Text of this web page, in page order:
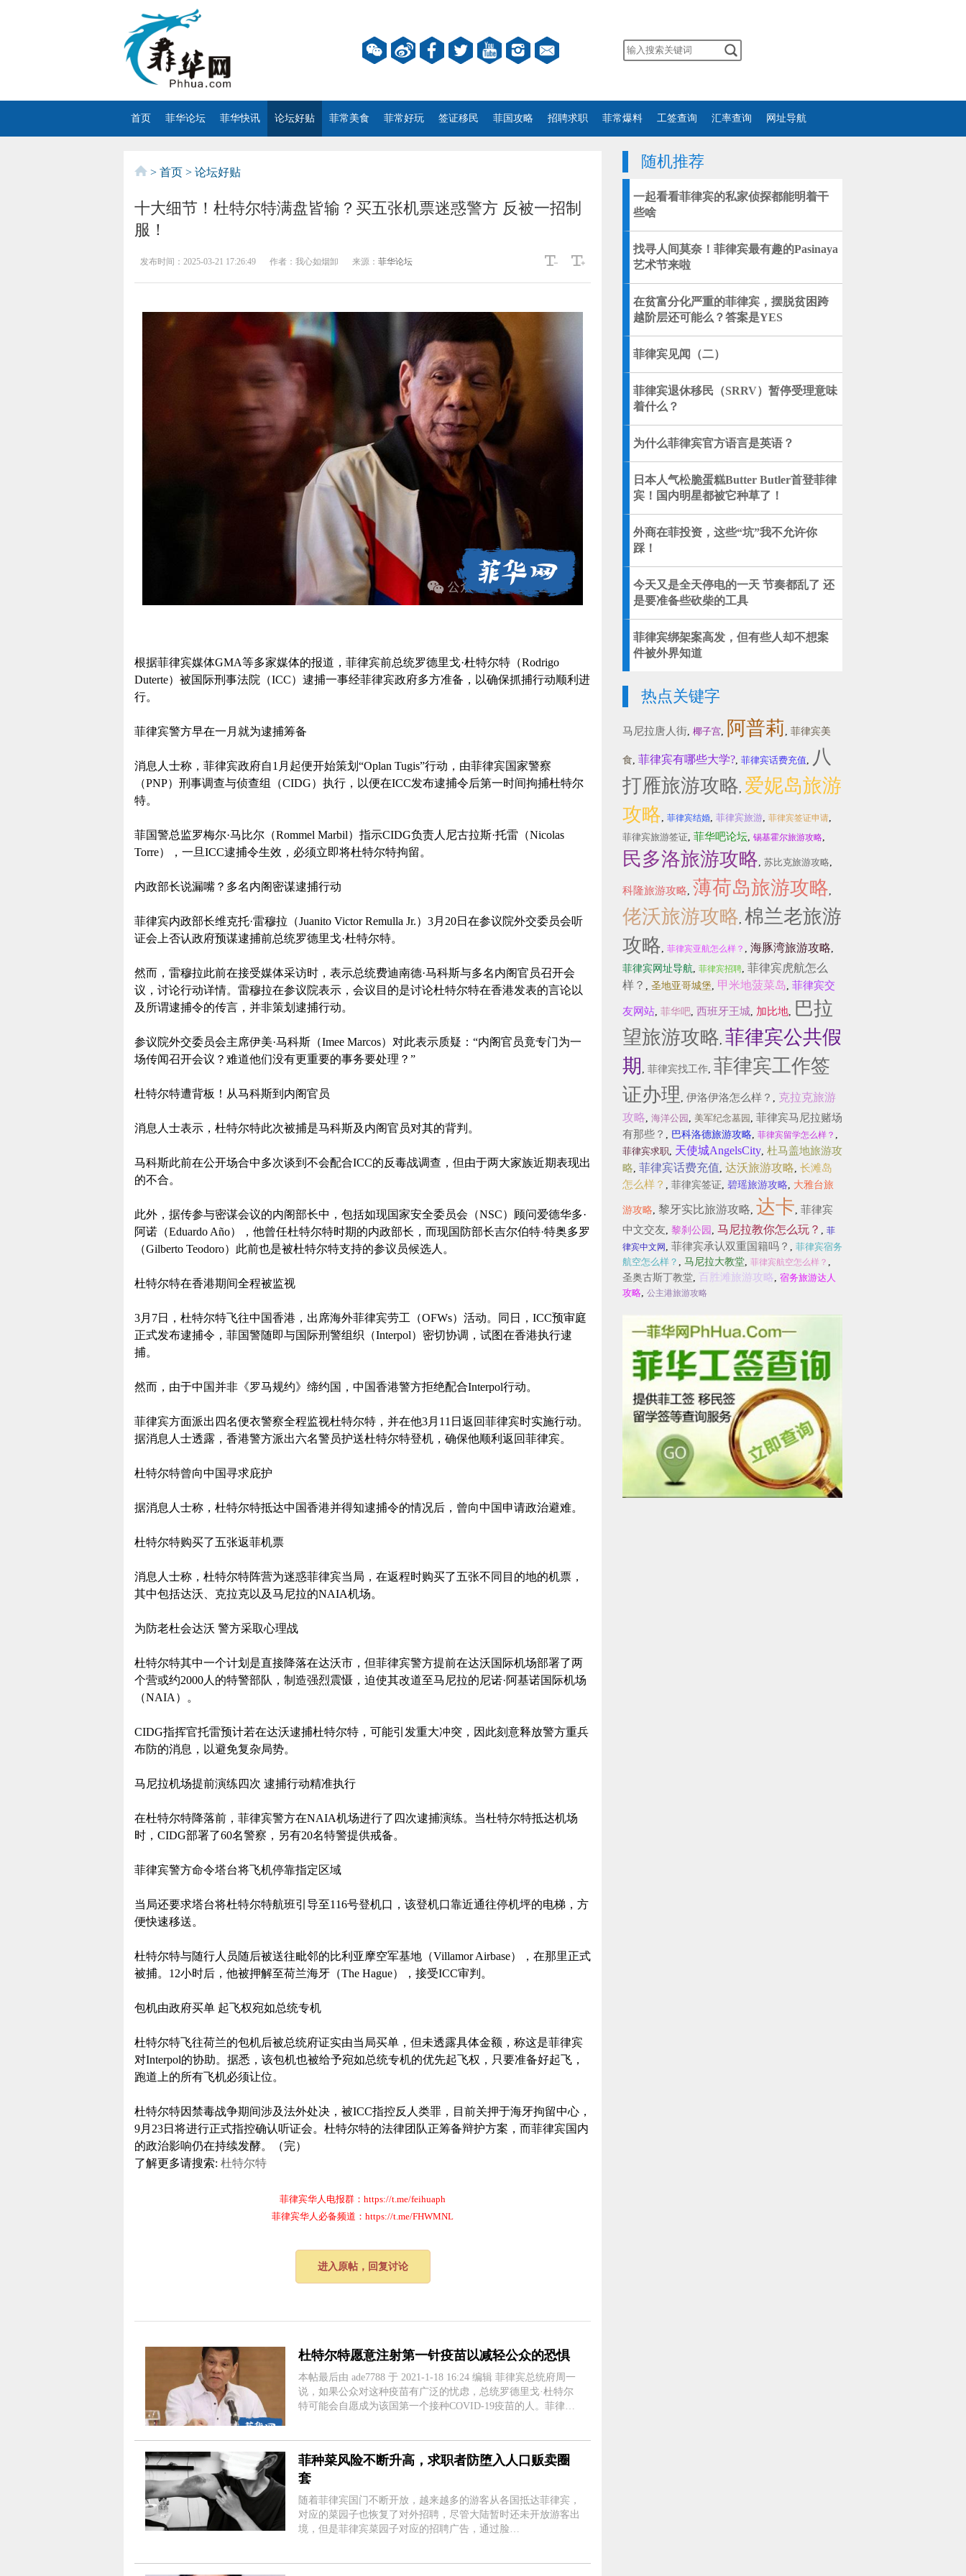
首页 菲华论坛 菲华快讯 论坛好贴 菲常美食 菲常好玩 签证移民 菲国攻略 招聘求职 菲常爆料 工签查询 汇率查询 网址导航
> 首页 > 论坛好贴
十大细节！杜特尔特满盘皆输？买五张机票迷惑警方 反被一招制
服！
发布时间： 2025-03-21 17:26:49 作者： 我心如烟卸 来源： 菲华论坛
根据菲律宾媒体GMA等多家媒体的报道，菲律宾前总统罗德里戈·杜特尔特（Rodrigo
Duterte）被国际刑事法院（ICC）逮捕一事经菲律宾政府多方准备，以确保抓捕行动顺利进
行。
菲律宾警方早在一月就为逮捕筹备
消息人士称，菲律宾政府自1月起便开始策划“Oplan Tugis”行动，由菲律宾国家警察
（PNP）刑事调查与侦查组（CIDG）执行，以便在ICC发布逮捕令后第一时间拘捕杜特尔
特。
菲国警总监罗梅尔·马比尔（Rommel Marbil）指示CIDG负责人尼古拉斯·托雷（Nicolas
Torre），一旦ICC逮捕令生效，必须立即将杜特尔特拘留。
内政部长说漏嘴？多名内阁密谋逮捕行动
菲律宾内政部长维克托·雷穆拉（Juanito Victor Remulla Jr.）3月20日在参议院外交委员会听
证会上否认政府预谋逮捕前总统罗德里戈·杜特尔特。
然而，雷穆拉此前在接受媒体采访时，表示总统费迪南德·马科斯与多名内阁官员召开会
议，讨论行动详情。雷穆拉在参议院表示，会议目的是讨论杜特尔特在香港发表的言论以
及所谓逮捕令的传言，并非策划逮捕行动。
参议院外交委员会主席伊美·马科斯（Imee Marcos）对此表示质疑：“内阁官员竟专门为一
场传闻召开会议？难道他们没有更重要的事务要处理？”
杜特尔特遭背板！从马科斯到内阁官员
消息人士表示，杜特尔特此次被捕是马科斯及内阁官员对其的背判。
马科斯此前在公开场合中多次谈到不会配合ICC的反毒战调查，但由于两大家族近期表现出
的不合。
此外，据传参与密谋会议的内阁部长中，包括如现国家安全委员会（NSC）顾问爱德华多·
阿诺（Eduardo Año），他曾任杜特尔特时期的内政部长，而现国防部长吉尔伯特·特奥多罗
（Gilberto Teodoro）此前也是被杜特尔特支持的参议员候选人。
杜特尔特在香港期间全程被监视
3月7日，杜特尔特飞往中国香港，出席海外菲律宾劳工（OFWs）活动。同日，ICC预审庭
正式发布逮捕令，菲国警随即与国际刑警组织（Interpol）密切协调，试图在香港执行逮
捕。
然而，由于中国并非《罗马规约》缔约国，中国香港警方拒绝配合Interpol行动。
菲律宾方面派出四名便衣警察全程监视杜特尔特，并在他3月11日返回菲律宾时实施行动。
据消息人士透露，香港警方派出六名警员护送杜特尔特登机，确保他顺利返回菲律宾。
杜特尔特曾向中国寻求庇护
据消息人士称，杜特尔特抵达中国香港并得知逮捕令的情况后，曾向中国申请政治避难。
杜特尔特购买了五张返菲机票
消息人士称，杜特尔特阵营为迷惑菲律宾当局，在返程时购买了五张不同目的地的机票，
其中包括达沃、克拉克以及马尼拉的NAIA机场。
为防老杜会达沃 警方采取心理战
杜特尔特其中一个计划是直接降落在达沃市，但菲律宾警方提前在达沃国际机场部署了两
个营或约2000人的特警部队，制造强烈震慑，迫使其改道至马尼拉的尼诺·阿基诺国际机场
（NAIA）。
CIDG指挥官托雷预计若在达沃逮捕杜特尔特，可能引发重大冲突，因此刻意释放警方重兵
布防的消息，以避免复杂局势。
马尼拉机场提前演练四次 逮捕行动精准执行
在杜特尔特降落前，菲律宾警方在NAIA机场进行了四次逮捕演练。当杜特尔特抵达机场
时，CIDG部署了60名警察，另有20名特警提供戒备。
菲律宾警方命令塔台将飞机停靠指定区域
当局还要求塔台将杜特尔特航班引导至116号登机口，该登机口靠近通往停机坪的电梯，方
便快速移送。
杜特尔特与随行人员随后被送往毗邻的比利亚摩空军基地（Villamor Airbase），在那里正式
被捕。12小时后，他被押解至荷兰海牙（The Hague），接受ICC审判。
包机由政府买单 起飞权宛如总统专机
杜特尔特飞往荷兰的包机后被总统府证实由当局买单，但未透露具体金额，称这是菲律宾
对Interpol的协助。据悉，该包机也被给予宛如总统专机的优先起飞权，只要准备好起飞，
跑道上的所有飞机必须让位。
杜特尔特因禁毒战争期间涉及法外处决，被ICC指控反人类罪，目前关押于海牙拘留中心，
9月23日将进行正式指控确认听证会。杜特尔特的法律团队正筹备辩护方案，而菲律宾国内
的政治影响仍在持续发酵。（完）
了解更多请搜索: 杜特尔特
菲律宾华人电报群：https://t.me/feihuaph
菲律宾华人必备频道：https://t.me/FHWMNL
进入原帖，回复讨论
杜特尔特愿意注射第一针疫苗以减轻公众的恐惧
本帖最后由 ade7788 于 2021-1-18 16:24 编辑 菲律宾总统府周一
说，如果公众对这种疫苗有广泛的忧虑，总统罗德里戈·杜特尔
特可能会自愿成为该国第一个接种COVID-19疫苗的人。菲律宾
菲种菜风险不断升高，求职者防堕入人口贩卖圈
套
随着菲律宾国门不断开放，越来越多的游客从各国抵达菲律宾，
对应的菜园子也恢复了对外招聘，尽管大陆暂时还未开放游客出
境，但是菲律宾菜园子对应的招聘广告，通过脸
随机推荐
一起看看菲律宾的私家侦探都能明着干
些啥
找寻人间莫奈！菲律宾最有趣的Pasinaya
艺术节来啦
在贫富分化严重的菲律宾，摆脱贫困跨
越阶层还可能么？答案是YES
菲律宾见闻（二）
菲律宾退休移民（SRRV）暂停受理意味
着什么？
为什么菲律宾官方语言是英语？
日本人气松脆蛋糕Butter Butler首登菲律
宾！国内明星都被它种草了！
外商在菲投资，这些“坑”我不允许你
踩！
今天又是全天停电的一天 节奏都乱了 还
是要准备些砍柴的工具
菲律宾绑架案高发，但有些人却不想案
件被外界知道
热点关键字
马尼拉唐人街, 椰子宫, 阿普莉 , 菲律宾美
食, 菲律宾有哪些大学?, 菲律宾话费充值, 八
打雁旅游攻略, 爱妮岛旅游
攻略, 菲律宾结婚, 菲律宾旅游, 菲律宾签证申请,
菲律宾旅游签证, 菲华吧论坛, 锡基霍尔旅游攻略,
民多洛旅游攻略, 苏比克旅游攻略,
科隆旅游攻略, 薄荷岛旅游攻略,
佬沃旅游攻略, 棉兰老旅游
攻略, 菲律宾亚航怎么样？ , 海豚湾旅游攻略,
菲律宾网址导航, 菲律宾招聘, 菲律宾虎航怎么
样？ , 圣地亚哥城堡, 甲米地菠菜岛, 菲律宾交
友网站, 菲华吧, 西班牙王城, 加比地, 巴拉
望旅游攻略, 菲律宾公共假
期 , 菲律宾找工作, 菲律宾工作签
证办理 , 伊洛伊洛怎么样？ , 克拉克旅游
攻略, 海洋公园 , 美军纪念墓园 , 菲律宾马尼拉赌场
有那些？ , 巴科洛德旅游攻略, 菲律宾留学怎么样？ ,
菲律宾求职, 天使城AngelsCity, 杜马盖地旅游攻
略, 菲律宾话费充值, 达沃旅游攻略, 长滩岛
怎么样？ , 菲律宾签证, 碧瑶旅游攻略, 大雅台旅
游攻略, 黎牙实比旅游攻略, 达卡, 菲律宾
中文交友, 黎刹公园 , 马尼拉教你怎么玩？ , 菲
律宾中文网 , 菲律宾承认双重国籍吗？ , 菲律宾宿务
航空怎么样？ , 马尼拉大教堂, 菲律宾航空怎么样？ ,
圣奥古斯丁教堂, 百胜滩旅游攻略, 宿务旅游达人
攻略, 公主港旅游攻略